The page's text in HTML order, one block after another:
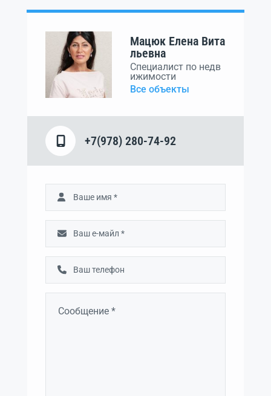
Мацюк Елена Вита
льевна
Специалист по недв
ижимости
Все объекты
+7(978) 280-74-92